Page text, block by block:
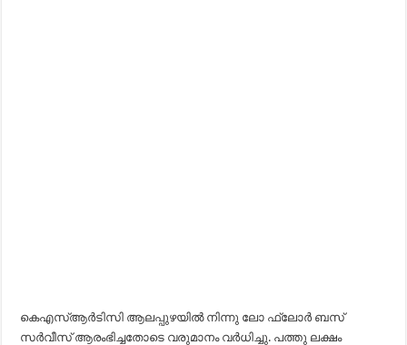
കെഎസ്ആർടിസി ആലപ്പുഴയിൽ നിന്നു ലോ ഫ്ലോർ ബസ്
സർവീസ് ആരംഭിച്ചതോടെ വരുമാനം വർധിച്ചു. പത്തു ലക്ഷം